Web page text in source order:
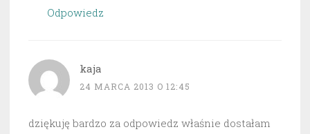
Odpowiedz
kaja
24 MARCA 2013 O 12:45
dziękuję bardzo za odpowiedz właśnie dostałam